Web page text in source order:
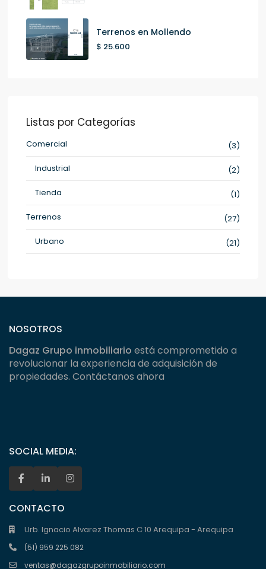
Terrenos en Mollendo
$ 25.600
Listas por Categorías
Comercial
(3)
Industrial
(2)
Tienda
(1)
Terrenos
(27)
Urbano
(21)
NOSOTROS
Dagaz Grupo inmobiliario está comprometido a
revolucionar la experiencia de adquisición de
propiedades. Contáctanos ahora
SOCIAL MEDIA:
CONTACTO
Urb. Ignacio Alvarez Thomas C 10 Arequipa - Arequipa
(51) 959 225 082
ventas@dagazgrupoinmobiliario.com